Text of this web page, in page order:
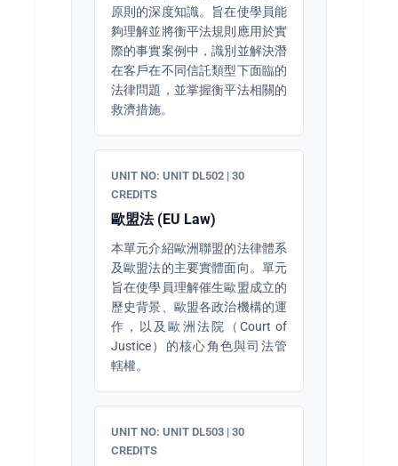
原則的深度知識。旨在使學員能
夠理解並將衡平法規則應用於實
際的事實案例中，識別並解決潛
在客戶在不同信託類型下面臨的
法律問題，並掌握衡平法相關的
救濟措施。
UNIT NO: UNIT DL502 | 30
CREDITS
歐盟法 (EU Law)
本單元介紹歐洲聯盟的法律體系
及歐盟法的主要實體面向。單元
旨在使學員理解催生歐盟成立的
歷史背景、歐盟各政治機構的運
作，以及歐洲法院（Court of
Justice）的核心角色與司法管
轄權。
UNIT NO: UNIT DL503 | 30
CREDITS